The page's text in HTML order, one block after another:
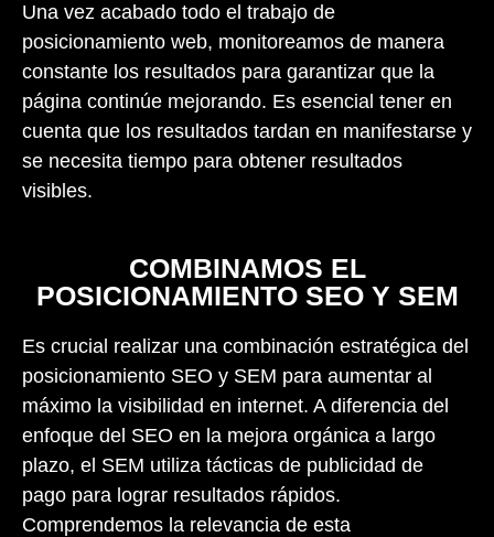
Una vez acabado todo el trabajo de
posicionamiento web, monitoreamos de manera
constante los resultados para garantizar que la
página continúe mejorando. Es esencial tener en
cuenta que los resultados tardan en manifestarse y
se necesita tiempo para obtener resultados
visibles.
COMBINAMOS EL
POSICIONAMIENTO SEO Y SEM
Es crucial realizar una combinación estratégica del
posicionamiento SEO y SEM para aumentar al
máximo la visibilidad en internet. A diferencia del
enfoque del SEO en la mejora orgánica a largo
plazo, el SEM utiliza tácticas de publicidad de
pago para lograr resultados rápidos.
Comprendemos la relevancia de esta